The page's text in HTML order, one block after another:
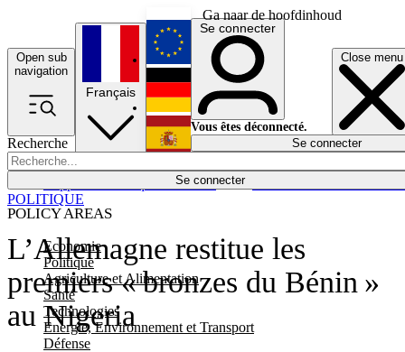
Ga naar de hoofdinhoud
Open sub
navigation
Close menu
Recherche
Se connecter
POLICY AREAS
Economie
Politique
Agriculture et Alimentation
Santé
Technologies
Energie, Environnement et Transport
Défense
Économie
Français
English
Deutsch
Español
Se connecter
Vous êtes déconnecté.
Se connecter
L’Allemagne restitue les
premiers « bronzes du Bénin »
au Nigeria
POLITIQUE